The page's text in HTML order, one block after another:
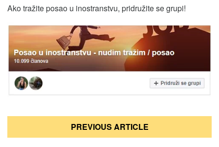
Ako tražite posao u inostranstvu, pridružite se grupi!
Кретање
PREVIOUS ARTICLE